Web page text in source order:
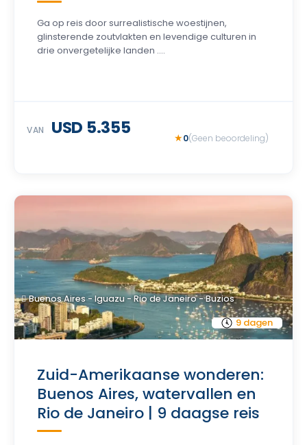
Ga op reis door surrealistische woestijnen,
glinsterende zoutvlakten en levendige culturen in
drie onvergetelijke landen ....
VAN USD 5.355 0(Geen beoordeling)
9 dagen
Buenos Aires - Iguazu - Rio de Janeiro - Buzios
Zuid-Amerikaanse wonderen:
Buenos Aires, watervallen en
Rio de Janeiro | 9 daagse reis